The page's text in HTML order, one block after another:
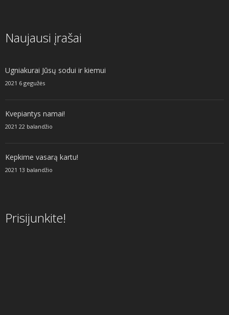
Naujausi įrašai
Ugniakurai Jūsų sodui ir kiemui
2021 6 gegužės
Kvepiantys namai!
2021 22 balandžio
Kepkime vasarą kartu!
2021 13 balandžio
Prisijunkite!